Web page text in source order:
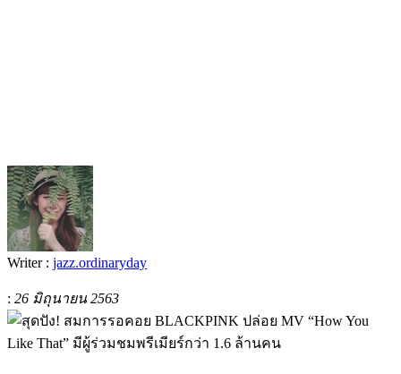
Writer : jazz.ordinaryday
: 26 มิถุนายน 2563